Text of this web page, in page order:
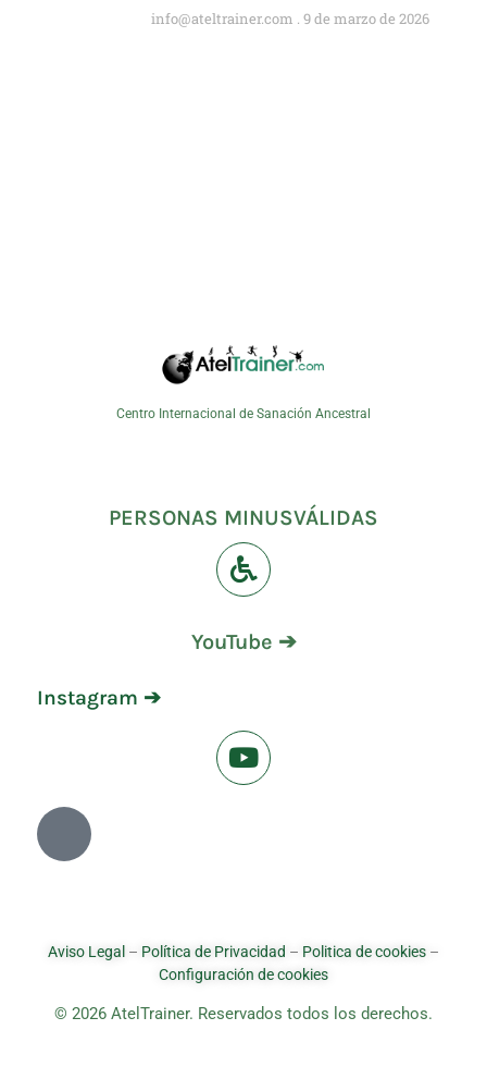
info@ateltrainer.com 9 de marzo de 2026
Centro Internacional de Sanación Ancestral
PERSONAS MINUSVÁLIDAS
YouTube ➔
Instagram ➔
Aviso Legal – Política de Privacidad – Politica de cookies –
Configuración de cookies
© 2026 AtelTrainer. Reservados todos los derechos.